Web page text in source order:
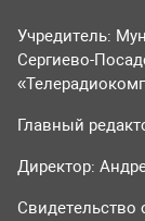
Учредитель:
Сергиево-
Главный
Директор: